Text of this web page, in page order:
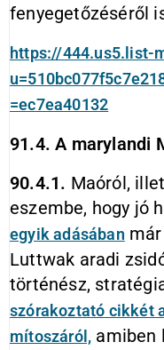
fenyegetőzéséről
https://444.us5.list-
=ec7ea40132
91.4. A marylandi
90.4.1. Maóról,
eszembe, hogy jó
egyik adásában
Luttwak aradi
történész,
szórakoztató cikkét
mítoszáról, amiben